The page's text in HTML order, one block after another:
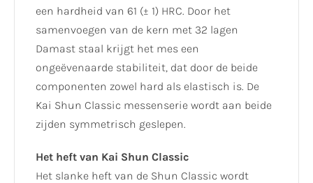
een hardheid van 61 (± 1) HRC. Door het
samenvoegen van de kern met 32 lagen
Damast staal krijgt het mes een
ongeëvenaarde stabiliteit, dat door de beide
componenten zowel hard als elastisch is. De
Kai Shun Classic messenserie wordt aan beide
zijden symmetrisch geslepen.
Het heft van Kai Shun Classic
Het slanke heft van de Shun Classic wordt